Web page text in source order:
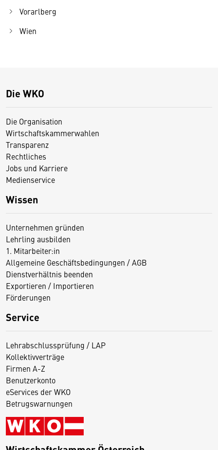
Vorarlberg
Wien
Die WKO
Die Organisation
Wirtschaftskammerwahlen
Transparenz
Rechtliches
Jobs und Karriere
Medienservice
Wissen
Unternehmen gründen
Lehrling ausbilden
1. Mitarbeiter:in
Allgemeine Geschäftsbedingungen / AGB
Dienstverhältnis beenden
Exportieren / Importieren
Förderungen
Service
Lehrabschlussprüfung / LAP
Kollektivverträge
Firmen A-Z
Benutzerkonto
eServices der WKO
Betrugswarnungen